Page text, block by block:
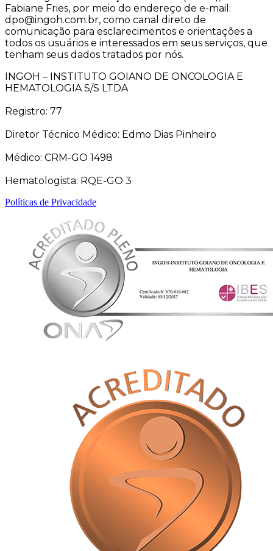
Fabiane Fries, por meio do endereço de e-mail:
dpo@ingoh.com.br, como canal direto de
comunicação para esclarecimentos e orientações a
todos os usuários e interessados em seus serviços, que
tenham seus dados tratados por nós.
INGOH – INSTITUTO GOIANO DE ONCOLOGIA E
HEMATOLOGIA S/S LTDA
Registro: 77
Diretor Técnico Médico: Edmo Dias Pinheiro
Médico: CRM-GO 1498
Hematologista: RQE-GO 3
Políticas de Privacidade